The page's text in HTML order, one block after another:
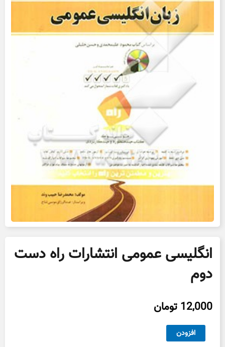
انگلیسی عمومی انتشارات راه دست
دوم
12,000 تومان
انگلیسی
عمومی
افزودن